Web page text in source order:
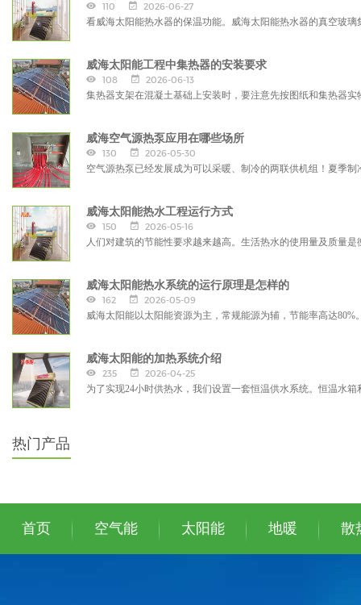
110
2026-06-27
看威海太阳能热水器的保温功能。威海太阳能热水器的真空玻
威海太阳能工程中集热器的安装要求
108
2026-06-13
集热器支架在混凝土基础上安装时，要注意先按图纸和集热器
威海空气源热泵应用在哪些场所
130
2026-05-30
空气源热泵已经发展成为可以采暖、制冷的两联供机组！夏季
威海太阳能热水工程运行方式
150
2026-05-16
人们对建筑的节能性要求越来越高。生活热水的使用量及质量
威海太阳能热水系统的运行原理是怎样的
162
2026-05-09
威海太阳能以太阳能资源为主，常规能源为辅，节能率高达
威海太阳能的加热系统介绍
235
2026-04-25
为了实现24小时供热水，我们设置一套恒温供水系统。恒温水
热门产品
首页 空气能 太阳能 地暖 散